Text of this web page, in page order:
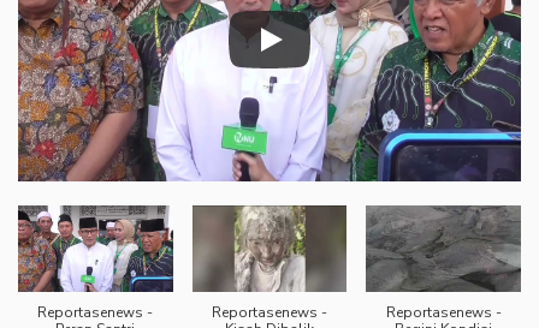
Reportasenews -
Reportasenews -
Reportasenews -